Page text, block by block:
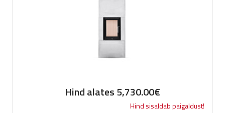
Hind alates5,730.00€
Hind sisaldab paigaldust!